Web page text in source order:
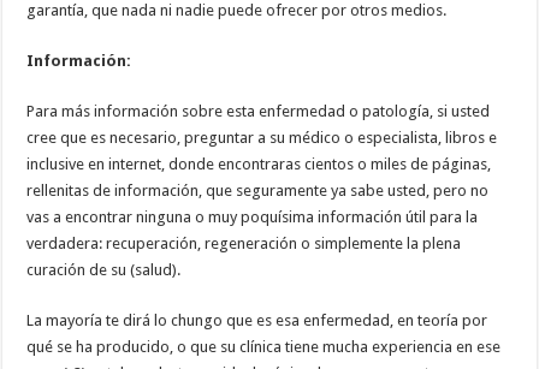
garantía, que nada ni nadie puede ofrecer por otros medios.
Información:
Para más información sobre esta enfermedad o patología, si usted
cree que es necesario, preguntar a su médico o especialista, libros e
inclusive en internet, donde encontraras cientos o miles de páginas,
rellenitas de información, que seguramente ya sabe usted, pero no
vas a encontrar ninguna o muy poquísima información útil para la
verdadera: recuperación, regeneración o simplemente la plena
curación de su (salud).
La mayoría te dirá lo chungo que es esa enfermedad, en teoría por
qué se ha producido, o que su clínica tiene mucha experiencia en ese